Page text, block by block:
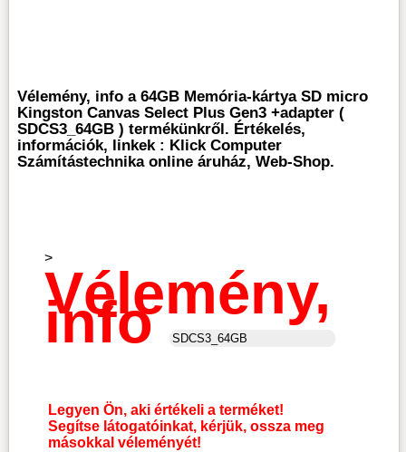
Vélemény, info a 64GB Memória-kártya SD micro
Kingston Canvas Select Plus Gen3 +adapter (
SDCS3_64GB ) termékünkről. Értékelés,
információk, linkek : Klick Computer
Számítástechnika online áruház, Web-Shop.
>
Vélemény,
info
Legyen Ön, aki értékeli a terméket!
Segítse látogatóinkat, kérjük, ossza meg
másokkal véleményét!